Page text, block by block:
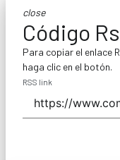
close
Código
Para copiar el enlace
haga clic en el botón.
RSS link